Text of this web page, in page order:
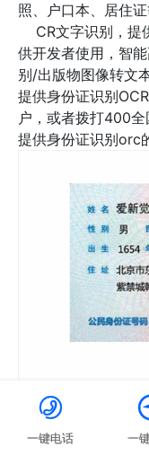
照、户口本、居住证
CR文字识别，提
供开发者使用，智
别/出版物图像转文
提供身份证识别
户，或者拨打400
提供身份证识别orc
身份证识别api 特色
1、功能、价格选择
提供通用文字识别

一键电话 一